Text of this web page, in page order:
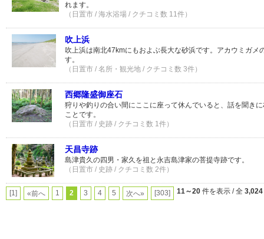
れます。
（日置市 / 海水浴場 / クチコミ数 11件）
吹上浜
吹上浜は南北47kmにもおよぶ長大な砂浜です。アカウミガメ
す。
（日置市 / 名所・観光地 / クチコミ数 3件）
西郷隆盛御座石
狩りや釣りの合い間にここに座って休んでいると、話を聞き
ことです。
（日置市 / 史跡 / クチコミ数 1件）
天昌寺跡
島津貴久の四男・家久を祖と永吉島津家の菩提寺跡です。
（日置市 / 史跡 / クチコミ数 2件）
[1] «前へ 1 2 3 4 5 次へ» [303] 11～20 件を表示 / 全 3,024